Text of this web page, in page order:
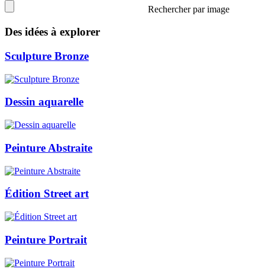
Rechercher par image
Des idées à explorer
Sculpture Bronze
Dessin aquarelle
Peinture Abstraite
Édition Street art
Peinture Portrait